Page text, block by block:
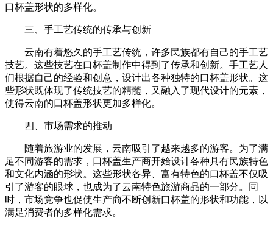
口杯盖形状的多样化。
三、手工艺传统的传承与创新
云南有着悠久的手工艺传统，许多民族都有自己的手工艺
技艺。这些技艺在口杯盖制作中得到了传承和创新。手工艺人
们根据自己的经验和创意，设计出各种独特的口杯盖形状。这
些形状既体现了传统技艺的精髓，又融入了现代设计的元素，
使得云南的口杯盖形状更加多样化。
四、市场需求的推动
随着旅游业的发展，云南吸引了越来越多的游客。为了满
足不同游客的需求，口杯盖生产商开始设计各种具有民族特色
和文化内涵的形状。这些形状各异、富有特色的口杯盖不仅吸
引了游客的眼球，也成为了云南特色旅游商品的一部分。同
时，市场竞争也促使生产商不断创新口杯盖的形状和功能，以
满足消费者的多样化需求。